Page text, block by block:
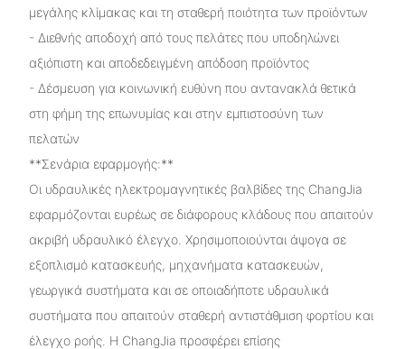
μεγάλης κλίμακας και τη σταθερή ποιότητα των προϊόντων
- Διεθνής αποδοχή από τους πελάτες που υποδηλώνει
αξιόπιστη και αποδεδειγμένη απόδοση προϊόντος
- Δέσμευση για κοινωνική ευθύνη που αντανακλά θετικά
στη φήμη της επωνυμίας και στην εμπιστοσύνη των
πελατών
**Σενάρια εφαρμογής:**
Οι υδραυλικές ηλεκτρομαγνητικές βαλβίδες της ChangJia
εφαρμόζονται ευρέως σε διάφορους κλάδους που απαιτούν
ακριβή υδραυλικό έλεγχο. Χρησιμοποιούνται άψογα σε
εξοπλισμό κατασκευής, μηχανήματα κατασκευών,
γεωργικά συστήματα και σε οποιαδήποτε υδραυλικά
συστήματα που απαιτούν σταθερή αντιστάθμιση φορτίου και
έλεγχο ροής. Η ChangJia προσφέρει επίσης